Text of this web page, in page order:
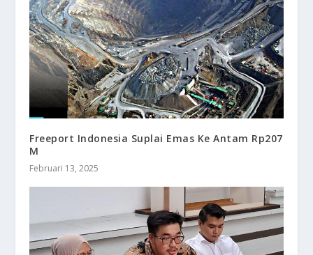
Freeport Indonesia Suplai Emas Ke Antam Rp207
M
Februari 13, 2025